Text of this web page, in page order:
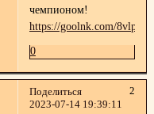
чемпионом!
https://goolnk.com/8vlpg7
0
Поделиться
2
2023-07-14 19:39:11